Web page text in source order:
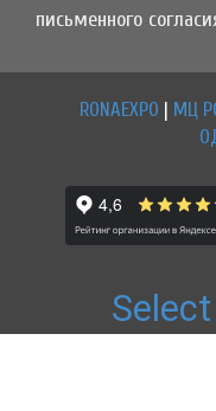
письменного
RONAEXPO МЦ